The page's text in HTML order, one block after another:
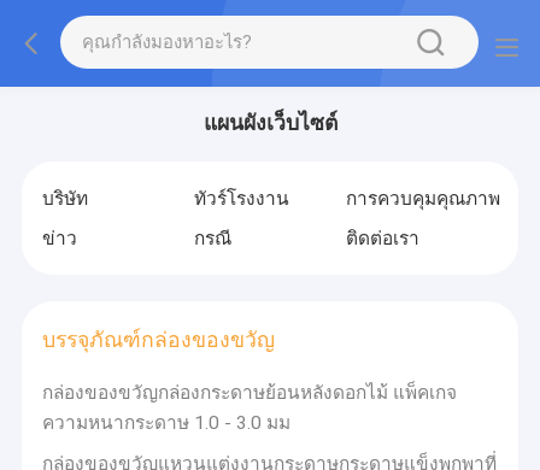
แผนผังเว็บไซต์
บริษัท ทัวร์โรงงาน
การควบคุมคุณภาพ
ข่าว
กรณี ติดต่อเรา
บรรจุภัณฑ์กล่องของขวัญ
กล่องของขวัญกล่องกระดาษย้อนหลังดอกไม้ แพ็คเกจ
ความหนากระดาษ 1.0 - 3.0 มม
กล่องของขวัญแหวนแต่งงานกระดาษกระดาษแข็งพกพาที่